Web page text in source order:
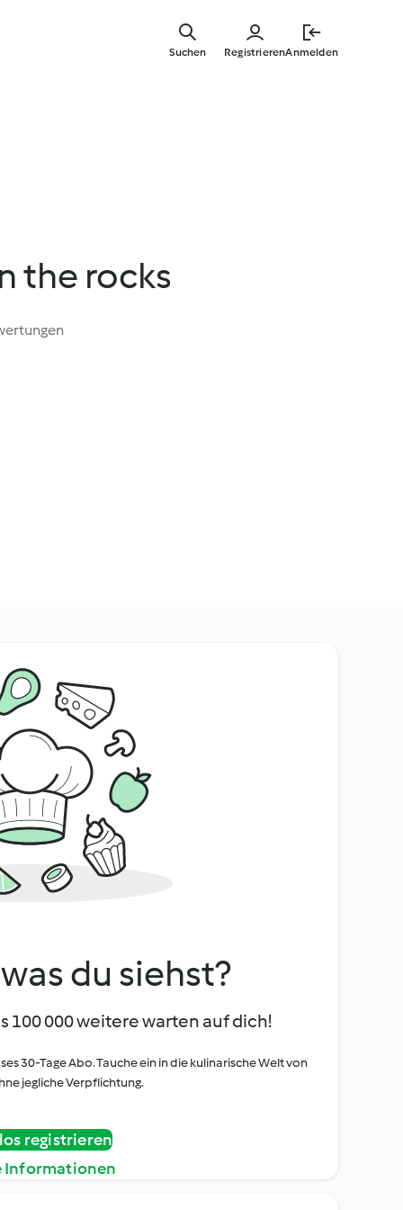
springen
RegistrierenAnmelden
Suchen
the rocks
du siehst?
100 000 weitere warten auf dich!
30-Tage Abo. Tauche ein in die kulinarische Welt von
jegliche Verpflichtung.
registrieren
Informationen